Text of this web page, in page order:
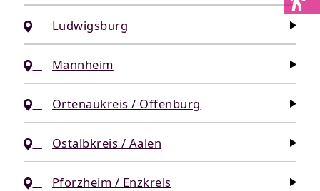
Ludwigsburg
Mannheim
Ortenaukreis / Offenburg
Ostalbkreis / Aalen
Pforzheim / Enzkreis